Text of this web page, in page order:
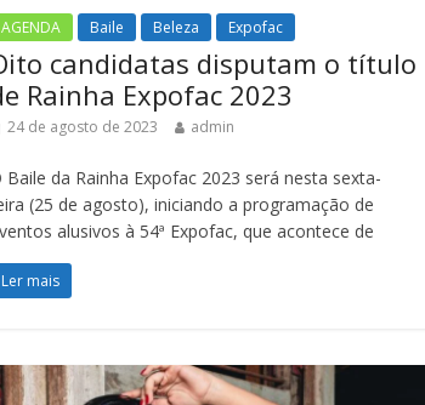
AGENDA Baile Beleza Expofac
candidatas disputam o título
Rainha Expofac 2023
24 de agosto de 2023 admin
Baile da Rainha Expofac 2023 será nesta sexta-
(25 de agosto), iniciando a programação de
alusivos à 54ª Expofac, que acontece de
Ler mais